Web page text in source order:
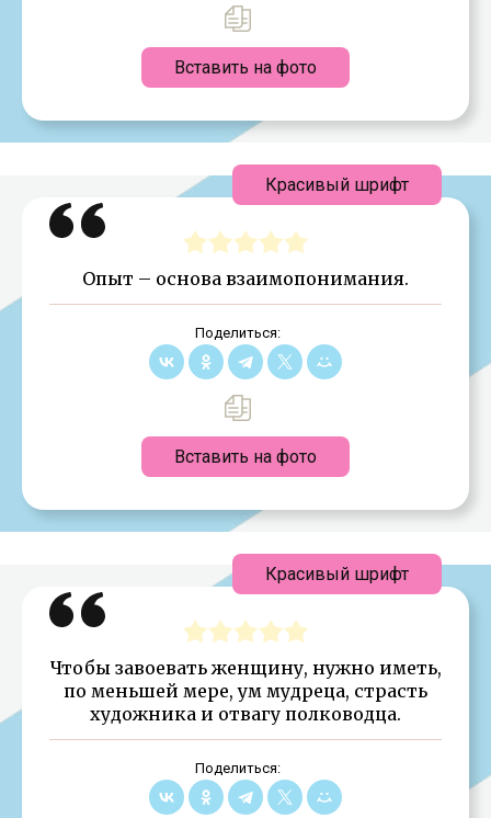
Вставить на фото
Опыт – основа взаимопонимания.
Поделиться:
Вставить на фото
Красивый шрифт
Чтобы завоевать женщину, нужно иметь,
по меньшей мере, ум мудреца, страсть
художника и отвагу полководца.
Поделиться:
Красивый шрифт